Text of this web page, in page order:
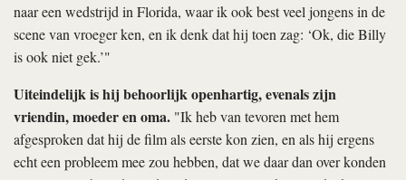
naar een wedstrijd in Florida, waar ik ook best veel jongens in de
scene van vroeger ken, en ik denk dat hij toen zag: ‘Ok, die Billy
is ook niet gek.’"
Uiteindelijk is hij behoorlijk openhartig, evenals zijn
vriendin, moeder en oma. "Ik heb van tevoren met hem
afgesproken dat hij de film als eerste kon zien, en als hij ergens
echt een probleem mee zou hebben, dat we daar dan over konden